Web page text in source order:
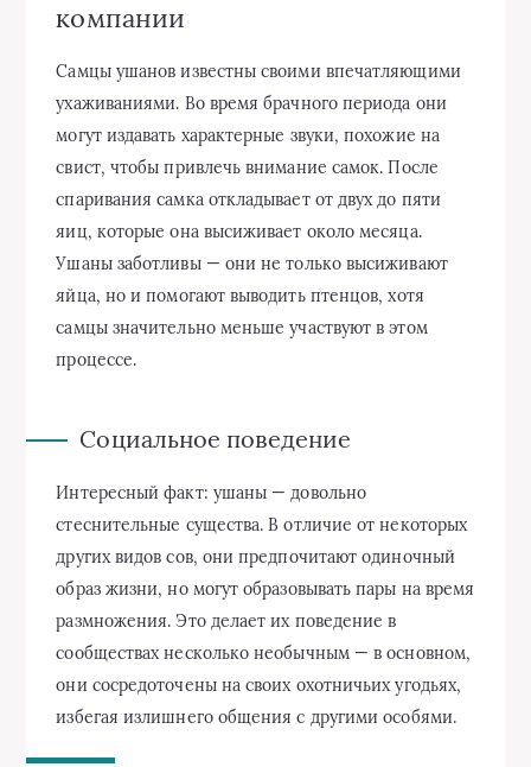
компании
Самцы ушанов известны своими впечатляющими
ухаживаниями. Во время брачного периода они
могут издавать характерные звуки, похожие на
свист, чтобы привлечь внимание самок. После
спаривания самка откладывает от двух до пяти
яиц, которые она высиживает около месяца.
Ушаны заботливы — они не только высиживают
яйца, но и помогают выводить птенцов, хотя
самцы значительно меньше участвуют в этом
процессе.
Социальное поведение
Интересный факт: ушаны — довольно
стеснительные существа. В отличие от некоторых
других видов сов, они предпочитают одиночный
образ жизни, но могут образовывать пары на время
размножения. Это делает их поведение в
сообществах несколько необычным — в основном,
они сосредоточены на своих охотничьих угодьях,
избегая излишнего общения с другими особями.